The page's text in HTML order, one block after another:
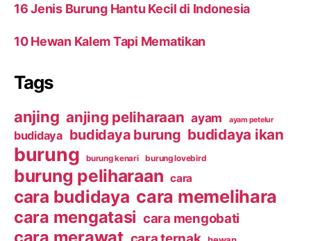
16 Jenis Burung Hantu Kecil di Indonesia
10 Hewan Kalem Tapi Mematikan
Tags
anjing anjing peliharaan ayam ayam petelur
budidaya budidaya burung budidaya ikan
burung burung kenari burung lovebird
burung peliharaan cara
cara budidaya cara memelihara
cara mengatasi cara mengobati
cara merawat